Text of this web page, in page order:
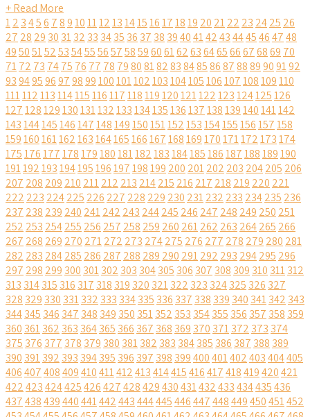
+ Read More
12 3456 78910111213141516171819 20 2122 23 2425 26
27 28 29 30 3132 33 3435 36 37 38 39404142434445464748
495051525354555657585960616263646566676869 70
7172 73 7475 76 77 78 7980818283848586878889909192
93949596979899100101102103104105106107108109110
111112113114115116117118119120121122123124125126
127128129130131132133134135136137138139140141142
143144145146147148149150151152153154155156157158
159160161162163164165166167168169170171172173174
175176177178179180181182183184185186187188189190
191192193194195196197198199 200 201202 203 204205 206
207 208 209 210 211212 213 214215 216 217 218 219 220 221
222 223 224225 226 227 228 229 230 231232 233 234235 236
237 238 239 240 241242 243 244245 246 247 248 249 250 251
252 253 254255 256 257 258 259 260 261262 263 264265 266
267 268 269 270 271272 273 274275 276 277 278 279 280 281
282 283 284285 286 287 288 289 290 291292 293 294295 296
297 298 299 300 301302 303 304305 306 307 308 309 310 311312
313 314315 316 317 318 319 320 321322 323 324325 326 327
328 329 330 331332 333 334335 336 337 338 339 340 341342 343
344345 346 347 348 349 350 351352 353 354355 356 357 358 359
360 361362 363 364365 366 367 368 369 370 371372 373 374
375 376 377 378 379 380 381382 383 384385 386 387 388 389
390 391392 393 394395 396 397 398 399400401402403404405
406407408409410411412413414415416417418419420421
422423424425426427428429430431432433434435436
437438439440441442443444445446447448449450451452